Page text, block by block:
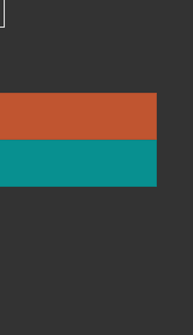
ริง ที่นอนเพื่อสุขภาพ ที่